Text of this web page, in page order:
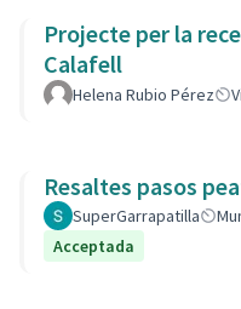
Projecte per la recerca d´habitatge social a
Calafell
Helena Rubio Pérez
Resaltes
SuperGarrapatilla
Acceptada